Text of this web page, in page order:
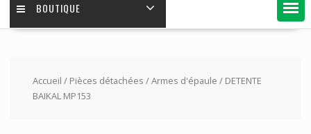
BOUTIQUE
Accueil / Pièces détachées /Armes d'épaule / DETENTE
BAIKAL MP153